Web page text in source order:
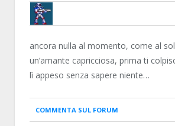
BRUNOB
ancora nulla al momento, come al
un’amante capricciosa, prima ti
lì appeso senza sapere niente…
COMMENTA SUL FORUM